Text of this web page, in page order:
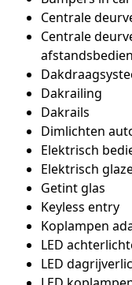
Centrale
Centrale
Dakrailing
Dakrails
Dimlichten
Elektrisch
Elektrisch
Getint glas
Keyless entry
Koplampen
LED
LED